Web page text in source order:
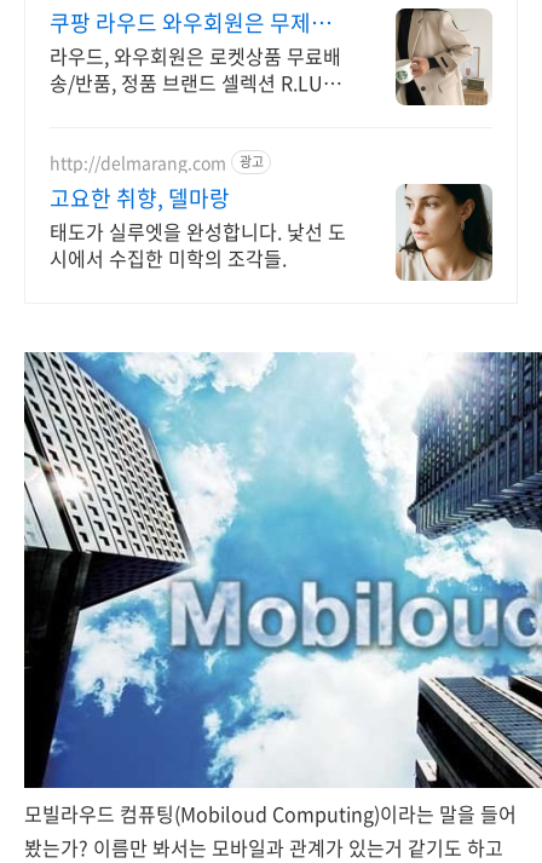
쿠팡 라우드 와우회원은 무제한
무료 배송
라우드, 와우회원은 로켓상품 무료배
송/반품, 정품 브랜드 셀렉션 R.LUX
http://delmarang.com 광고
고요한 취향, 델마랑
태도가 실루엣을 완성합니다. 낯선 도
시에서 수집한 미학의 조각들.
모빌라우드 컴퓨팅(Mobiloud Computing)이라는 말을 들어
봤는가? 이름만 봐서는 모바일과 관계가 있는거 같기도 하고